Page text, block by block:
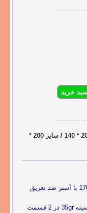
خرید
/
سایز 200 *
1) پارچه گرد باف پنبه ای با لایه دوزی 1700gr با آستر ضد تعریق
2) تزریق فوم متراکم 12 cm یورتان با دانسیته 35gr در 2 قسمت